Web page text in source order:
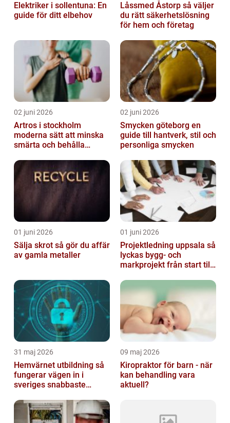
Elektriker i sollentuna: En
guide för ditt elbehov
Låssmed Åstorp så väljer
du rätt säkerhetslösning
för hem och företag
02 juni 2026
Artros i stockholm
moderna sätt att minska
smärta och behålla
02 juni 2026
Smycken göteborg en
guide till hantverk, stil och
personliga smycken
01 juni 2026
Sälja skrot så gör du affär
av gamla metaller
01 juni 2026
Projektledning uppsala så
lyckas bygg- och
markprojekt från start till
31 maj 2026
Hemvärnet utbildning så
fungerar vägen in i
sveriges snabbaste
09 maj 2026
Kiropraktor för barn - när
kan behandling vara
aktuell?